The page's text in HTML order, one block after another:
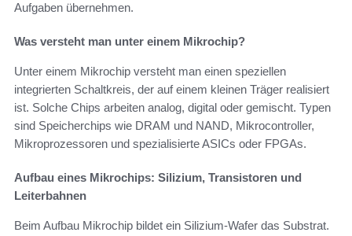
Aufgaben übernehmen.
Was versteht man unter einem Mikrochip?
Unter einem Mikrochip versteht man einen speziellen
integrierten Schaltkreis, der auf einem kleinen Träger realisiert
ist. Solche Chips arbeiten analog, digital oder gemischt. Typen
sind Speicherchips wie DRAM und NAND, Mikrocontroller,
Mikroprozessoren und spezialisierte ASICs oder FPGAs.
Aufbau eines Mikrochips: Silizium, Transistoren und
Leiterbahnen
Beim Aufbau Mikrochip bildet ein Silizium-Wafer das Substrat.